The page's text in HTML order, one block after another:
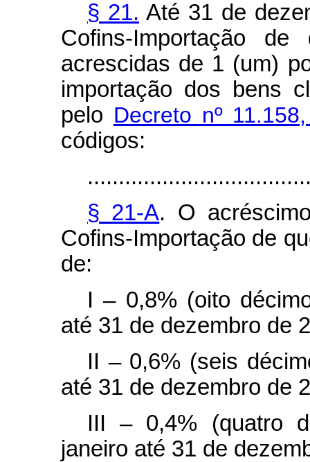
§ 21. Até 31 de
Cofins-Importação
acrescidas de 1 (um)
importação dos bens
pelo Decreto nº
códigos:
§ 21-A. O
Cofins-Importação de
de:
I – 0,8% (oito
até 31 de dezembro de
II – 0,6% (seis
até 31 de dezembro de
III – 0,4% (quatro
janeiro até 31 de